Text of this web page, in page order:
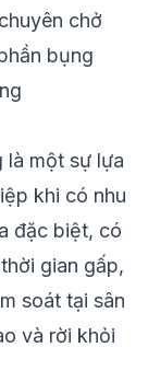
chở
bụng
là một sự lựa
khi có nhu
đặc biệt, có
gian gấp,
soát tại sân
và rời khỏi